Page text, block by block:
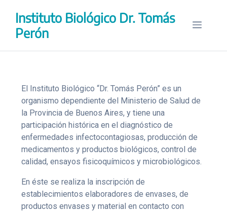
contenido
Instituto Biológico Dr. Tomás
Perón
Menú
El Instituto Biológico “Dr. Tomás Perón” es un
organismo dependiente del Ministerio de Salud de
la Provincia de Buenos Aires, y tiene una
participación histórica en el diagnóstico de
enfermedades infectocontagiosas, producción de
medicamentos y productos biológicos, control de
calidad, ensayos fisicoquímicos y microbiológicos.
En éste se realiza la inscripción de
establecimientos elaboradores de envases, de
productos envases y material en contacto con